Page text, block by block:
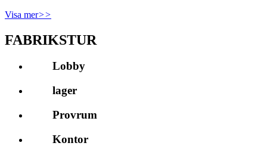
Visa mer>>
FABRIKSTUR
Lobby
lager
Provrum
Kontor